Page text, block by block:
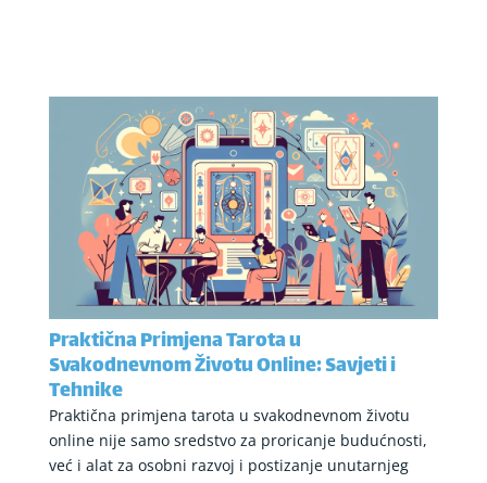
Praktična Primjena Tarota u
Svakodnevnom Životu Online: Savjeti i
Tehnike
Praktična primjena tarota u svakodnevnom životu
online nije samo sredstvo za proricanje budućnosti,
već i alat za osobni razvoj i postizanje unutarnjeg